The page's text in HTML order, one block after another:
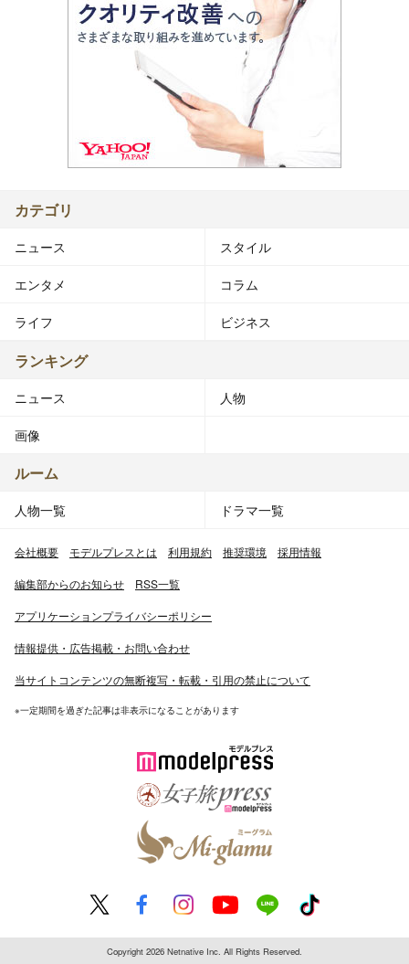
カテゴリ
ニュース スタイル
エンタメ コラム
ライフ ビジネス
ランキング
ニュース 人物
画像
ルーム
人物一覧 ドラマ一覧
会社概要 モデルプレスとは 利用規約 推奨環境 採用情報
編集部からのお知らせ RSS一覧
アプリケーションプライバシーポリシー
情報提供・広告掲載・お問い合わせ
当サイトコンテンツの無断複写・転載・引用の禁止について
※一定期間を過ぎた記事は非表示になることがあります
Copyright 2026 Netnative Inc. All Rights Reserved.